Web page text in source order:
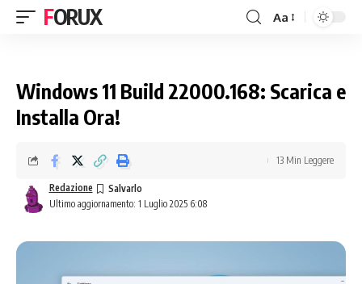
FORUX Aa
Windows 11 Build 22000.168: Scarica e
Installa Ora!
Ultimo aggiornamento: 1 Luglio 2025 6:08
Redazione
13 Min Leggere